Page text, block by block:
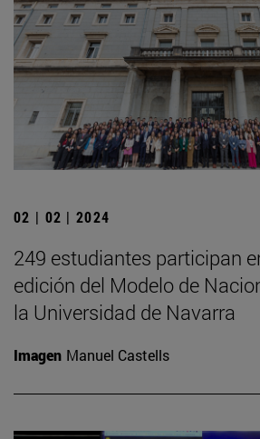
02 | 02 | 2024
249 estudiantes participan
edición del Modelo de
la Universidad de Navarra
Imagen Manuel Castells